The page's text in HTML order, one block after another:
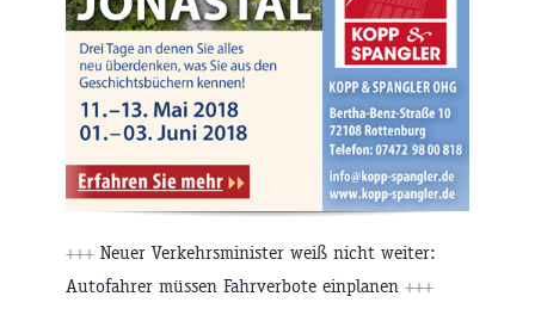
+++ Neuer Verkehrsminister weiß nicht weiter:
Autofahrer müssen Fahrverbote einplanen +++